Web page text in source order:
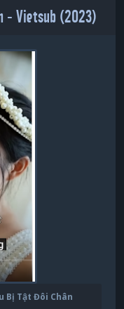
- Vietsub (2023)
Bị Tật Đôi Chân